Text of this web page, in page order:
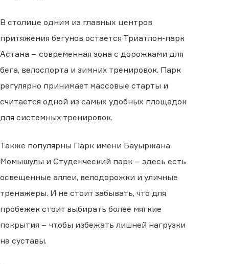
В столице одним из главных центров
притяжения бегунов остается Триатлон-парк
Астана − современная зона с дорожками для
бега, велоспорта и зимних тренировок. Парк
регулярно принимает массовые старты и
считается одной из самых удобных площадок
для системных тренировок.
Также популярны Парк имени Бауыржана
Момышулы и Студенческий парк − здесь есть
освещенные аллеи, велодорожки и уличные
тренажеры. И не стоит забывать, что для
пробежек стоит выбирать более мягкие
покрытия − чтобы избежать лишней нагрузки
на суставы.